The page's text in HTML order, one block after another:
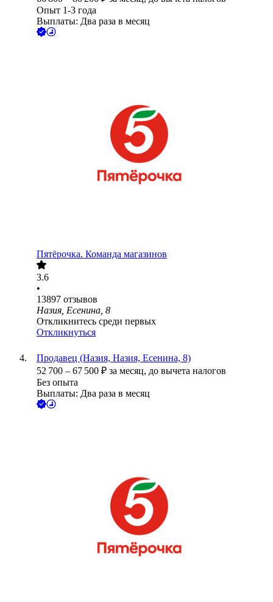
Опыт 1-3 года
Выплаты: Два раза в месяц
Пятёрочка. Команда магазинов
3.6
•
13897 отзывов
Назия, Есенина, 8
Откликнитесь среди первых
Откликнуться
Продавец (Назия, Назия, Есенина, 8)
52 700 – 67 500 ₽ за месяц, до вычета налогов
Без опыта
Выплаты: Два раза в месяц